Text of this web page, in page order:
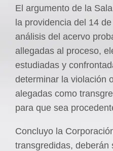
El argumento de la
la providencia del 14
análisis del acervo
allegadas al proceso,
estudiadas y
determinar la violación
alegadas como
para que sea
Concluyo la
transgredidas, deberán